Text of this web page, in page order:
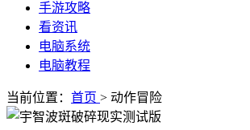
手游攻略
看资讯
电脑系统
电脑教程
当前位置： 首页 > 动作冒险